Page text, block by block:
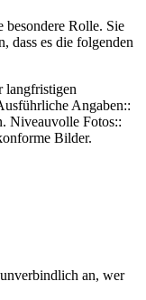
besondere Rolle. Sie
dass es die folgenden
langfristigen
Angaben::
Niveauvolle Fotos::
Bilder.
an, wer